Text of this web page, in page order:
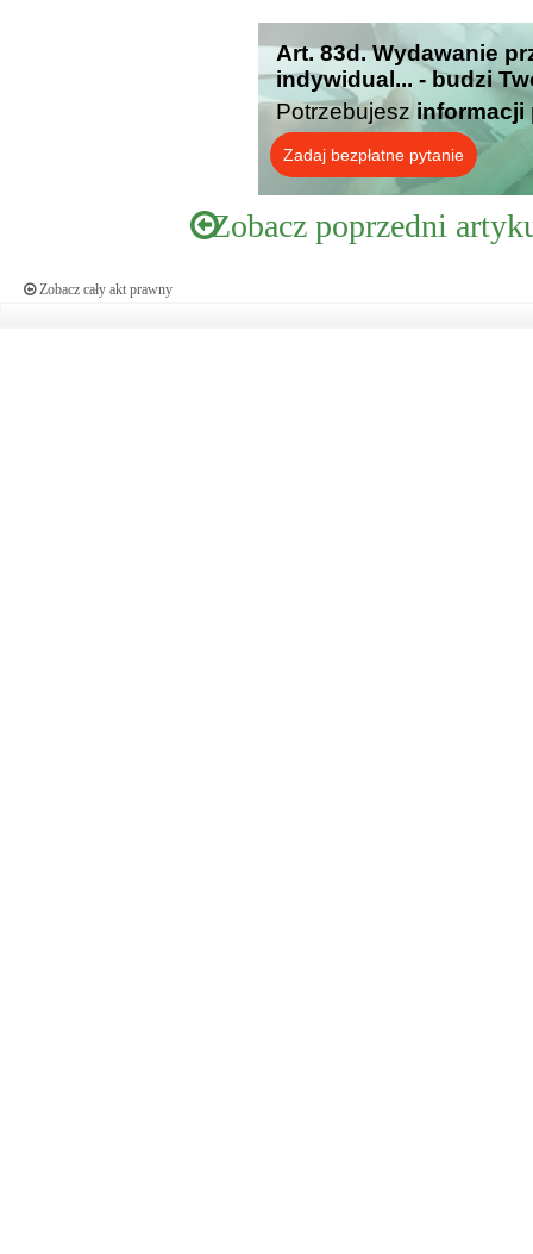
Art. 83d. Wydawanie
indywidual... - budzi
Potrzebujesz informacji
Zadaj bezpłatne pytanie
Zobacz poprzedni
Zobacz cały akt prawny